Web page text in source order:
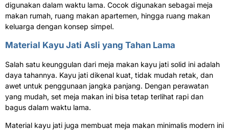
digunakan dalam waktu lama. Cocok digunakan sebagai meja
makan rumah, ruang makan apartemen, hingga ruang makan
keluarga dengan konsep simpel.
Material Kayu Jati Asli yang Tahan Lama
Salah satu keunggulan dari meja makan kayu jati solid ini adalah
daya tahannya. Kayu jati dikenal kuat, tidak mudah retak, dan
awet untuk penggunaan jangka panjang. Dengan perawatan
yang mudah, set meja makan ini bisa tetap terlihat rapi dan
bagus dalam waktu lama.
Material kayu jati juga membuat meja makan minimalis modern ini